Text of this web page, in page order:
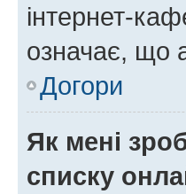
інтернет-
означає, що
Догори
Як мені
списку